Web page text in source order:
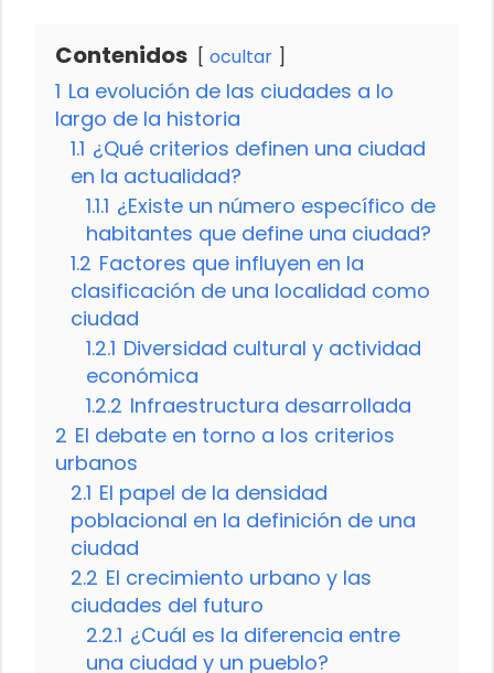
Contenidos ocultar
1 La evolución de las ciudades a lo
largo de la historia
1.1 ¿Qué criterios definen una ciudad
en la actualidad?
1.1.1 ¿Existe un número específico de
habitantes que define una ciudad?
1.2 Factores que influyen en la
clasificación de una localidad como
ciudad
1.2.1 Diversidad cultural y actividad
económica
1.2.2 Infraestructura desarrollada
2 El debate en torno a los criterios
urbanos
2.1 El papel de la densidad
poblacional en la definición de una
ciudad
2.2 El crecimiento urbano y las
ciudades del futuro
2.2.1 ¿Cuál es la diferencia entre
una ciudad y un pueblo?